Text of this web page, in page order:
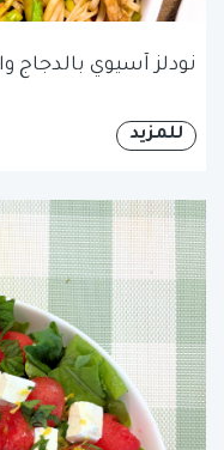
نودلز آسيوي بالدجاج
للمزيد